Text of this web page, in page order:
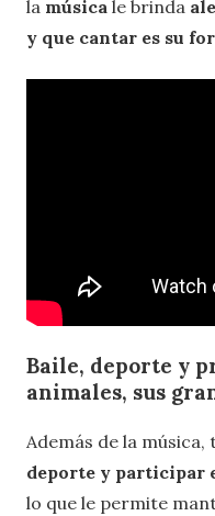
la música le brinda
y que cantar es su
Baile, deporte y
animales, sus
Además de la música,
deporte y participar
lo que le permite